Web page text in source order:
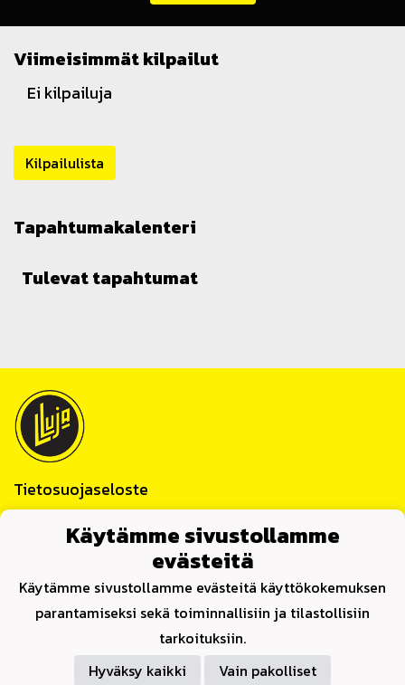
Viimeisimmät kilpailut
Ei kilpailuja
Kilpailulista
Tapahtumakalenteri
Tulevat tapahtumat
Tietosuojaseloste
Lauttakylän Luja ry
Huittinen
Y-tunnus 0859622-4
Yhteystiedot
Käytämme sivustollamme
evästeitä
Käytämme sivustollamme evästeitä käyttökokemuksen
parantamiseksi sekä toiminnallisiin ja tilastollisiin
tarkoituksiin.
Hyväksy kaikki
Vain pakolliset